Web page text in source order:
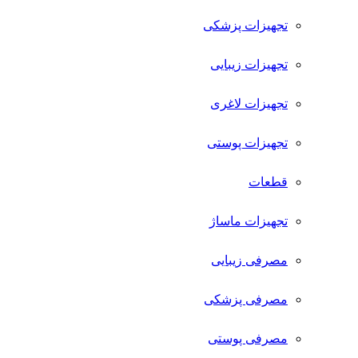
تجهیزات پزشکی
تجهیزات زیبایی
تجهیزات لاغری
تجهیزات پوستی
قطعات
تجهیزات ماساژ
مصرفی زیبایی
مصرفی پزشکی
مصرفی پوستی